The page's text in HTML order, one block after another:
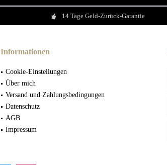
14 Tage Geld-Zurück-Garantie
Informationen
Cookie-Einstellungen
Über mich
Versand und Zahlungsbedingungen
Datenschutz
AGB
Impressum